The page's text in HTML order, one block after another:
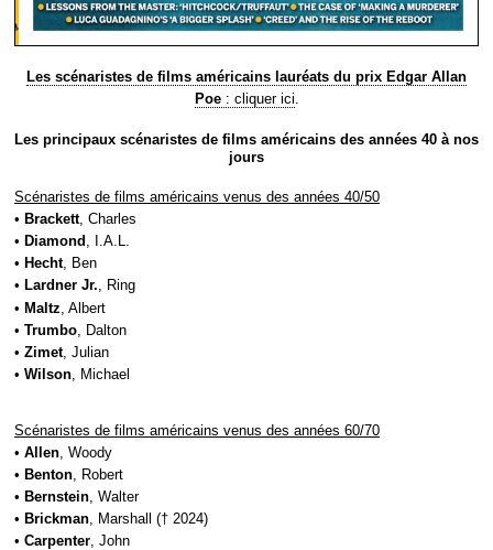
Les scénaristes de films américains lauréats du prix Edgar Allan
Poe: cliquer ici.
Les principaux scénaristes de films américains des années 40 à nos
jours
Scénaristes de films américains venus des années 40/50
• Brackett, Charles
• Diamond , I.A.L.
• Hecht, Ben
• Lardner Jr., Ring
• Maltz, Albert
• Trumbo, Dalton
• Zimet, Julian
• Wilson, Michael
Scénaristes de films américains venus des années 60/70
• Allen, Woody
• Benton, Robert
• Bernstein, Walter
• Brickman, Marshall († 2024)
• Carpenter, John